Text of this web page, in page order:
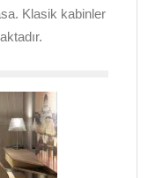
Klasik kabinler